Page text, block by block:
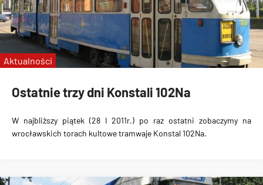
Ostatnie trzy dni Konstali 102Na
W najbliższy piątek (28 I 2011r.) po raz ostatni zobaczymy na
wrocławskich torach kultowe tramwaje Konstal 102Na.
Aktualności